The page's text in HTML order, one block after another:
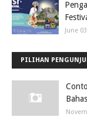
June
PILIHAN